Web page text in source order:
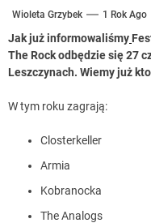
Wioleta Grzybek 1 Rok Ago
Jak już informowaliśmy
The Rock odbędzie się 27
Leszczynach. Wiemy już
W tym roku zagrają:
Closterkeller
Armia
Kobranocka
The Analogs